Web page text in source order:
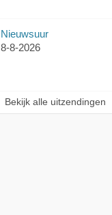
Nieuwsuur
8-8-2026
Bekijk alle uitzendingen